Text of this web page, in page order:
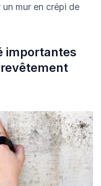
un mur en crépi de
importantes